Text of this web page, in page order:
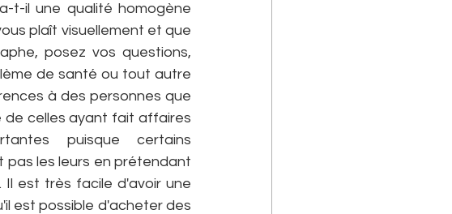
t-il une qualité homogène
plaît visuellement et que
posez vos questions,
de santé ou tout autre
à des personnes que
de celles ayant fait affaires
puisque certains
les leurs en prétendant
Il est très facile d'avoir une
est possible d'acheter des